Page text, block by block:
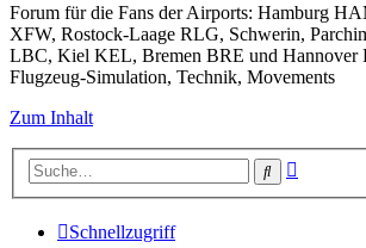
Forum für die Fans der Airports: Hamburg
XFW, Rostock-Laage RLG, Schwerin,
LBC, Kiel KEL, Bremen BRE und Hannover
Flugzeug-Simulation, Technik, Movements
Zum Inhalt
Suche
Schnellzugriff